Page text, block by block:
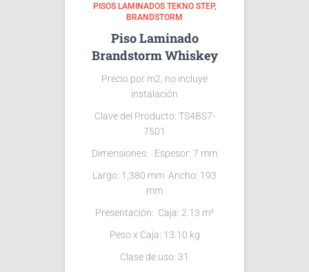
PISOS LAMINADOS TEKNO STEP
BRANDSTORM
Piso Laminado
Brandstorm Whiskey
Precio por m2, no incluye
instalación
Clave del Producto: TS4BS7-
7501
Dimensiones: Espesor: 7 mm
Largo: 1,380 mm Ancho: 193
mm
Presentación: Caja: 2.13 m²
Peso x Caja: 13.10 kg
Clase de uso: 31